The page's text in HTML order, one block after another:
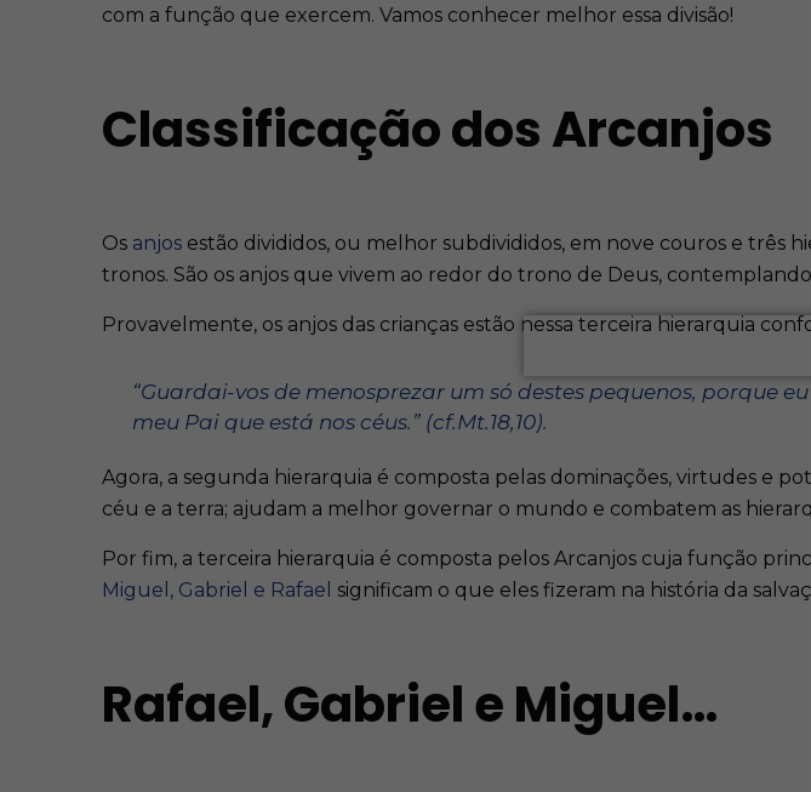
com a função que exercem. Vamos conhecer melhor essa divisão!
Classificação dos Arcanjos
Os anjos estão divididos, ou melhor subdivididos, em nove couros e três
tronos. São os anjos que vivem ao redor do trono de Deus,
Provavelmente, os anjos das crianças estão nessa terceira hierarquia
“Guardai-vos de menosprezar um só destes pequenos, porque
meu Pai que está nos céus.” (cf.Mt.18,10).
Agora, a segunda hierarquia é composta pelas dominações, virtudes e
céu e a terra; ajudam a melhor governar o mundo e combatem as
Por fim, a terceira hierarquia é composta pelos Arcanjos cuja função
Miguel, Gabriel e Rafael significam o que eles fizeram na história da
Rafael, Gabriel e Miguel…